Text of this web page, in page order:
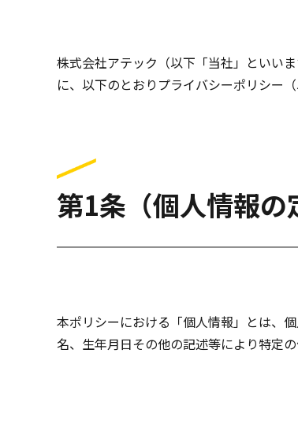
株式会社アテック（以下「当社」といい
に、以下のとおりプライバシーポリシー
第1条（個人情報の
本ポリシーにおける「個人情報」とは、
名、生年月日その他の記述等により特定